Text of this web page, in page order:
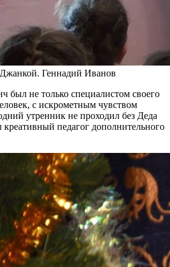
Геннадий Иванов
был не только специалистом своего
с искрометным чувством
утренник не проходил без Деда
креативный педагог дополнительного